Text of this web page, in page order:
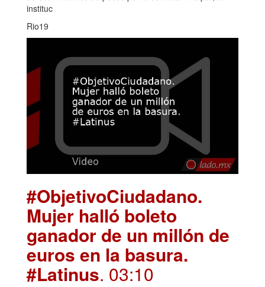
instituc
Rio19
#ObjetivoCiudadano.
Mujer halló boleto
ganador de un millón de
euros en la basura.
#Latinus. 03:10